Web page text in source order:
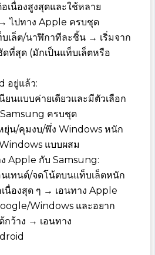
เนื่องสูงสุดและใช้หลาย
ไปทาง Apple ครบชุด
เล็ต/นาฬิกาทีละชิ้น → เริ่มจาก
ที่สุด (มักเป็นแท็บเล็ตหรือ
อยู่แล้ว:
ยนแบบค่ายเดียวและมีตัวเลือก
ครบชุด
ยุ่น/คุมงบ/พึ่ง Windows หนัก
แบบผสม
Apple กับ Samsung:
เทนต์/จดโน้ตบนแท็บเล็ตหนัก
นื่องสุด ๆ → เอนทาง Apple
Windows และอยาก
กว้าง → เอนทาง